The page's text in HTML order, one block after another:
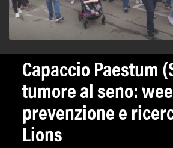
Capaccio Paestum
tumore al seno:
prevenzione e
Lions